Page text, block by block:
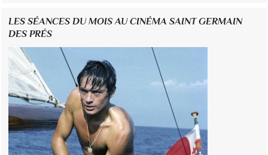
LES SÉANCES DU MOIS AU CINÉMA SAINT GERMAIN
DES PRÉS